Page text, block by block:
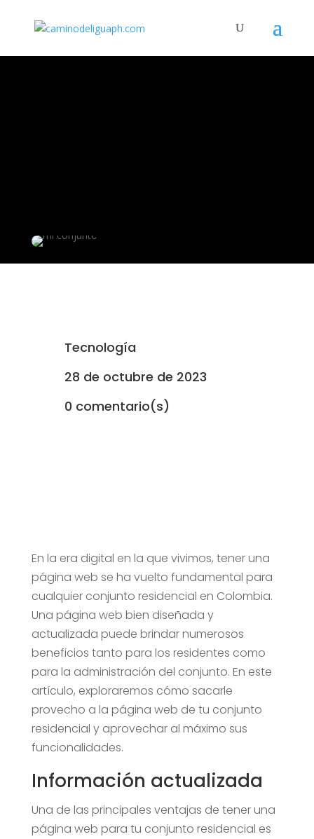
Tecnología
28 de octubre de 2023
0 comentario(s)
En la era digital en la que vivimos, tener una
página web se ha vuelto fundamental para
cualquier conjunto residencial en Colombia.
Una página web bien diseñada y
actualizada puede brindar numerosos
beneficios tanto para los residentes como
para la administración del conjunto. En este
artículo, exploraremos cómo sacarle
provecho a la página web de tu conjunto
residencial y aprovechar al máximo sus
funcionalidades.
Información actualizada
Una de las principales ventajas de tener una
página web para tu conjunto residencial es